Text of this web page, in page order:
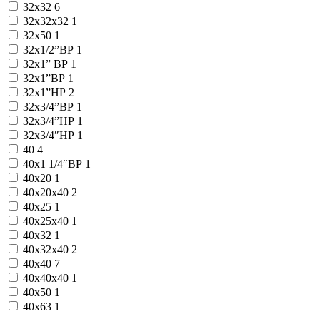
32x32 6
32x32x32 1
32x50 1
32х1/2”ВР 1
32х1” ВР 1
32х1”ВР 1
32х1”НР 2
32х3/4”ВР 1
32х3/4”НР 1
32х3/4″НР 1
40 4
40x1 1/4″ВР 1
40x20 1
40x20x40 2
40x25 1
40x25x40 1
40x32 1
40x32x40 2
40x40 7
40x40x40 1
40x50 1
40x63 1